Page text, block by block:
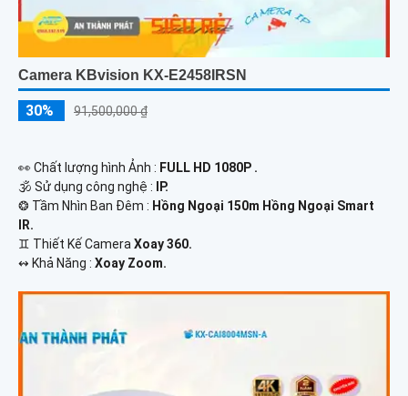
Camera KBvision KX-E2458IRSN
30% 91,500,000 ₫
️👀 Chất lượng hình Ảnh : FULL HD 1080P .
🕉️ Sử dụng công nghệ :
IP.
❂ Tầm Nhìn Ban Đêm : Hồng Ngoại 150m Hồng Ngoại Smart
IR.
♊ Thiết Kế Camera Xoay 360.
️↭ Khả Năng : Xoay Zoom.